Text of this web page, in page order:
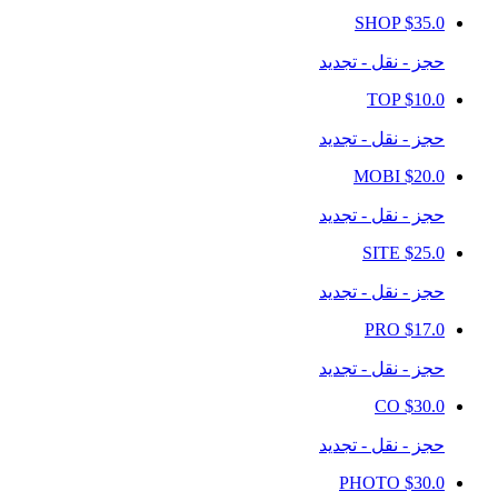
SHOP$35.0
حجز - نقل - تجديد
TOP$10.0
حجز - نقل - تجديد
MOBI $20.0
حجز - نقل - تجديد
SITE $25.0
حجز - نقل - تجديد
PRO $17.0
حجز - نقل - تجديد
CO $30.0
حجز - نقل - تجديد
PHOTO $30.0